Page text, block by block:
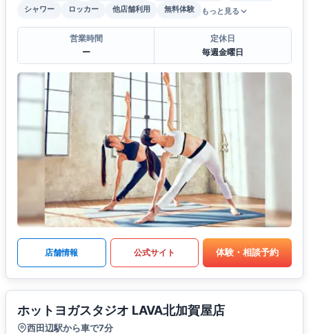
シャワー
ロッカー 他店舗利用 無料体験 もっと見る
営業時間
ー
定休日
毎週金曜日
店舗情報 公式サイト 体験・相談予約
ホットヨガスタジオ LAVA北加賀屋店
西田辺駅から車で7分